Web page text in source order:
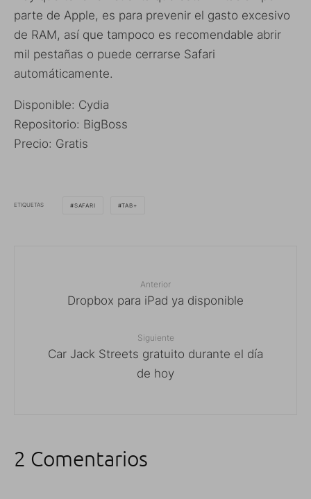
parte de Apple, es para prevenir el gasto excesivo
de RAM, así que tampoco es recomendable abrir
mil pestañas o puede cerrarse Safari
automáticamente.
Disponible: Cydia
Repositorio: BigBoss
Precio: Gratis
ETIQUETAS SAFARI TAB+
Anterior
Dropbox para iPad ya disponible
Siguiente
Car Jack Streets gratuito durante el día
de hoy
2 Comentarios